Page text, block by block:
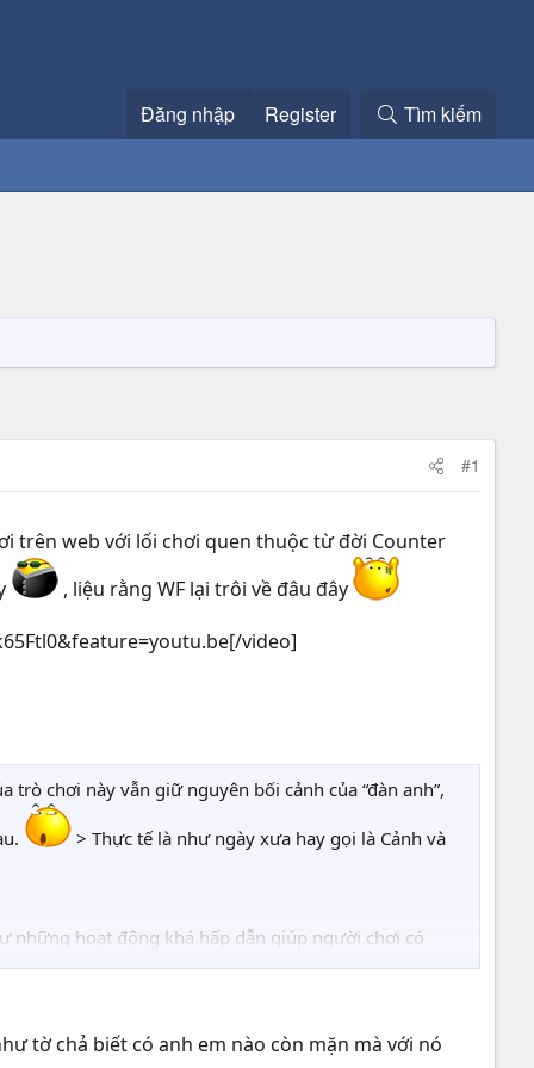
Đăng nhập Register Tìm kiếm
#1
trên web với lối chơi quen thuộc từ đời Counter
, liệu rằng WF lại trôi về đâu đây
video]​
chơi này vẫn giữ nguyên bối cảnh của “đàn anh”,
> Thực tế là như ngày xưa hay gọi là Cảnh và
những hoạt động khá hấp dẫn giúp người chơi có
tờ chả biết có anh em nào còn mặn mà với nó